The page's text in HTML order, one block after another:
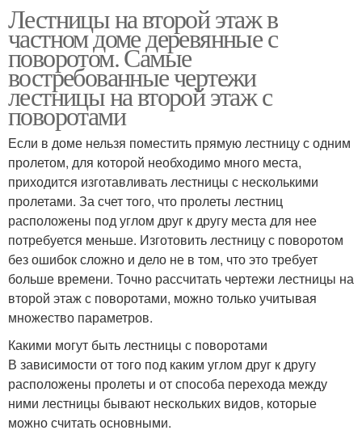
Лестницы на второй этаж в
частном доме деревянные с
поворотом. Самые
востребованные чертежи
лестницы на второй этаж с
поворотами
Если в доме нельзя поместить прямую лестницу с одним
пролетом, для которой необходимо много места,
приходится изготавливать лестницы с несколькими
пролетами. За счет того, что пролеты лестниц
расположены под углом друг к другу места для нее
потребуется меньше. Изготовить лестницу с поворотом
без ошибок сложно и дело не в том, что это требует
больше времени. Точно рассчитать чертежи лестницы на
второй этаж с поворотами, можно только учитывая
множество параметров.
Какими могут быть лестницы с поворотами
В зависимости от того под каким углом друг к другу
расположены пролеты и от способа перехода между
ними лестницы бывают нескольких видов, которые
можно считать основными.